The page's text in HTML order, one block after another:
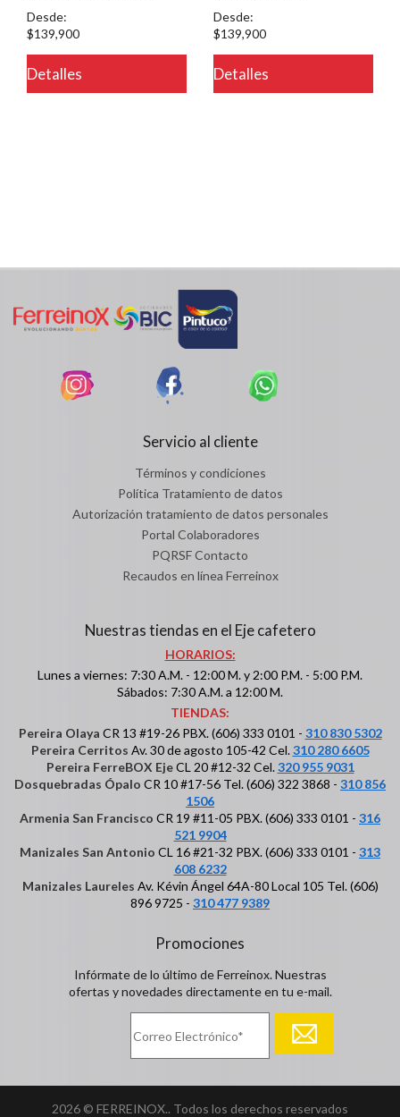
Desde:
$139,900
Detalles
Desde:
$139,900
Detalles
Servicio al cliente
Términos y condiciones
Política Tratamiento de datos
Autorización tratamiento de datos personales
Portal Colaboradores
PQRSF Contacto
Recaudos en línea Ferreinox
Nuestras tiendas en el Eje cafetero
HORARIOS:
Lunes a viernes: 7:30 A.M. - 12:00 M. y 2:00 P.M. - 5:00 P.M.
Sábados: 7:30 A.M. a 12:00 M.
TIENDAS:
Pereira Olaya CR 13 #19-26 PBX. (606) 333 0101 - 310 830 5302
Pereira Cerritos Av. 30 de agosto 105-42 Cel.310 280 6605
Pereira FerreBOX EjeCL 20 #12-32 Cel.320 955 9031
Dosquebradas Ópalo CR 10 #17-56 Tel. (606) 322 3868 - 310 856
1506
Armenia San Francisco CR 19 #11-05 PBX. (606) 333 0101 - 316
521 9904
Manizales San Antonio CL 16 #21-32 PBX. (606) 333 0101 - 313
608 6232
Manizales Laureles Av. Kévin Ángel 64A-80 Local 105 Tel. (606)
896 9725 - 310 477 9389
Promociones
Infórmate de lo último de Ferreinox. Nuestras
ofertas y novedades directamente en tu e-mail.
2026 © FERREINOX.. Todos los derechos reservados